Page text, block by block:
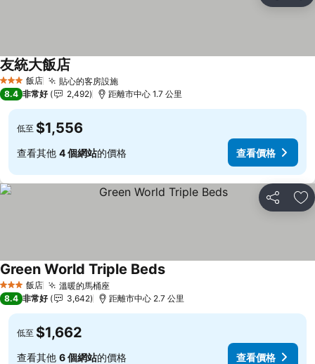
3 星級 飯店 貼心的客房設施查看價格
友統大飯店
8.4 非常好 2,492 距離市中心 1.7 公里
低至 $1,556
查看其他 4 個網站的價格 查看價格
分享 加
3 星級 飯店 溫暖的馬桶座查看價格
Green World Triple Beds查看價格
8.4 非常好 3,642 距離市中心 2.7 公里
低至 $1,662
查看其他 6 個網站的價格 查看價格